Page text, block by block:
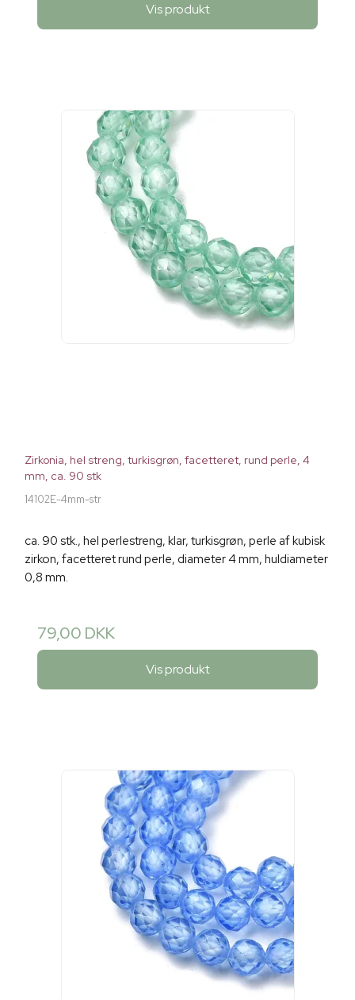
Vis produkt
Zirkonia, hel streng, turkisgrøn, facetteret, rund perle, 4
mm, ca. 90 stk
14102E-4mm-str
ca. 90 stk., hel perlestreng, klar, turkisgrøn, perle af kubisk
zirkon, facetteret rund perle, diameter 4 mm, huldiameter
0,8 mm.
79,00 DKK
Vis produkt